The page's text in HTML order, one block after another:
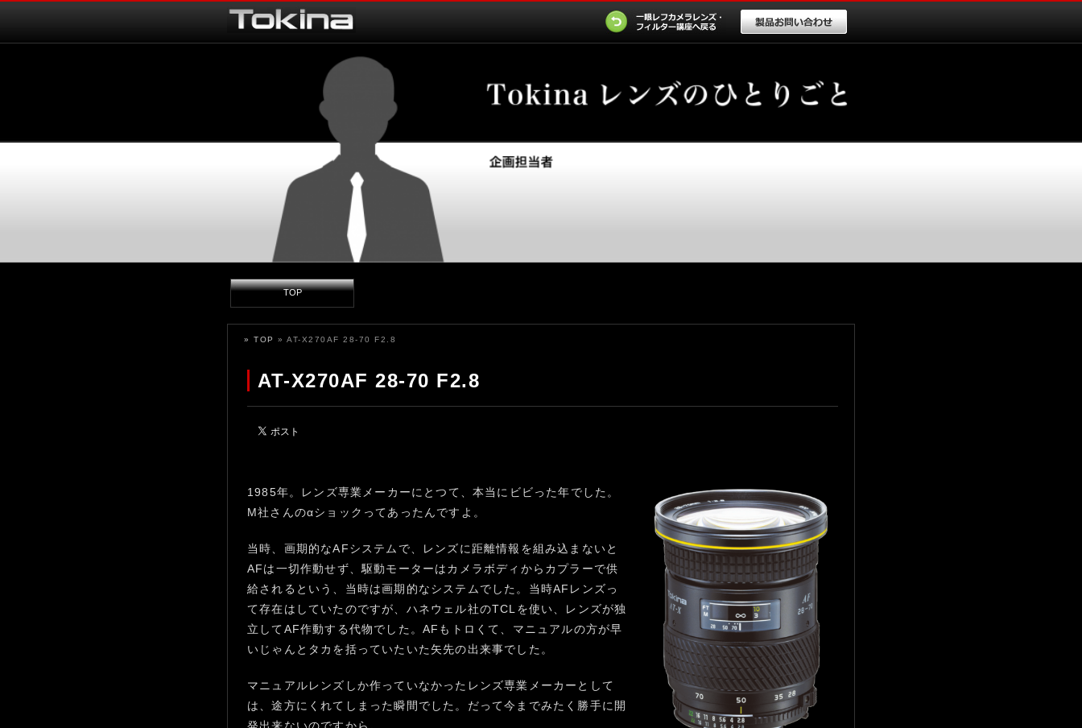
TOP
» TOP » AT-X270AF 28-70 F2.8
AT-X270AF 28-70 F2.8
1985年。レンズ専業メーカーにとつて、本当にビビった年でした。
M社さんのαショックってあったんですよ。
当時、画期的なAFシステムで、レンズに距離情報を組み込まないと
AFは一切作動せず、駆動モーターはカメラボディからカプラーで供
給されるという、当時は画期的なシステムでした。当時AFレンズっ
て存在はしていたのですが、ハネウェル社のTCLを使い、レンズが独
立してAF作動する代物でした。AFもトロくて、マニュアルの方が早
いじゃんとタカを括っていたいた矢先の出来事でした。
マニュアルレンズしか作っていなかったレンズ専業メーカーとして
は、途方にくれてしまった瞬間でした。だって今までみたく勝手に開